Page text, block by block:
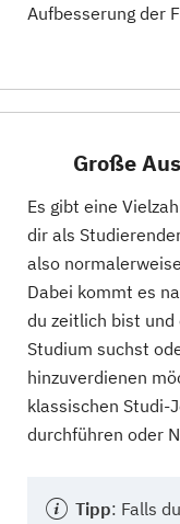
Aufbesserung der
Große
Es gibt eine
dir als
also
Dabei kommt es
du zeitlich bist und
Studium suchst
hinzuverdienen
klassischen Studi-
durchführen oder
Tipp: Falls